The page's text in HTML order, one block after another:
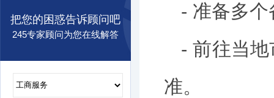
把您的困惑告诉顾问吧
245专家顾问为您在线解答
- 准备多
- 前往当
准。